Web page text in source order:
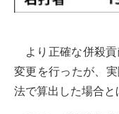
より正確な併殺
変更を行ったが、
法で算出した場合と